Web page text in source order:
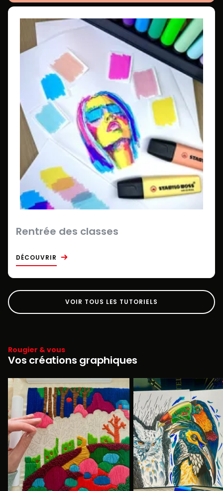
Rentrée des classes
DÉCOUVRIR
VOIR TOUS LES TUTORIELS
Rougier & vous
Vos créations graphiques